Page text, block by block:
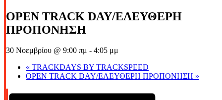
OPEN TRACK DAY/ΕΛΕΥΘΕΡΗ
ΠΡΟΠΟΝΗΣΗ
30 Νοεμβρίου @ 9:00 πμ - 4:05 μμ
« TRACKDAYS BY TRACKSPEED
OPEN TRACK DAY/ΕΛΕΥΘΕΡΗ ΠΡΟΠΟΝΗΣΗ »